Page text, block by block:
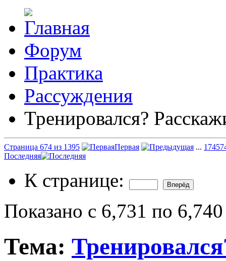
Форум
Практика
Рассуждения
Тренировался?
Страница 674 из 1395 Первая ... 174
Последняя
К странице:
Показано с 6,731 по
Тема: